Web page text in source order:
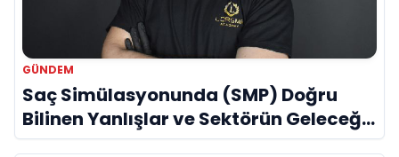
GÜNDEM
Saç Simülasyonunda (SMP) Doğru
Bilinen Yanlışlar ve Sektörün Geleceği:
Onur Akdeniz ile Özel Röportaj